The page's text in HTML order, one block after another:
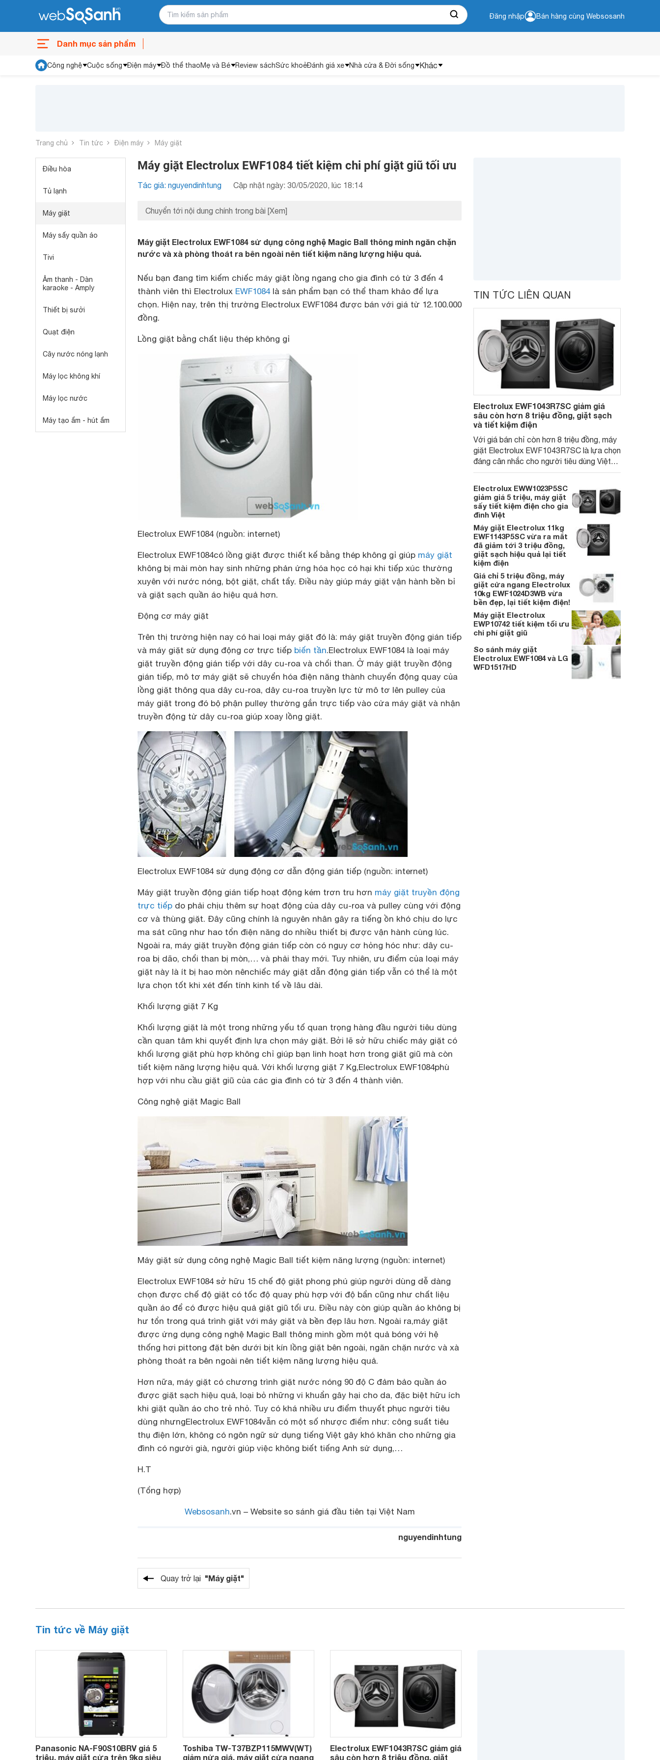
Đăng nhập Bán hàng cùng Websosanh
Danh mục sản phẩm
Công nghệ Cuộc sống Điện máy Đồ thể thaoMẹ và Bé Review sáchSức khoẻĐánh giá xe Nhà cửa & Đời sống Khác
Trang chủ Tin tức Điện máy Máy giặt
Điều hòa
Tủ lạnh
Máy giặt
Máy sấy quần áo
Tivi
Âm thanh - Dàn
karaoke - Amply
Thiết bị sưởi
Quạt điện
Cây nước nóng lạnh
Máy lọc không khí
Máy lọc nước
Máy tạo ẩm - hút ẩm
Máy giặt Electrolux EWF1084 tiết kiệm chi phí giặt giũ tối ưu
Tác giả: nguyendinhtung Cập nhật ngày: 30/05/2020, lúc 18:14
Chuyển tới nội dung chính trong bài [Xem]
Máy giặt Electrolux EWF1084 sử dụng công nghệ Magic Ball thông minh ngăn chặn
nước và xà phòng thoát ra bên ngoài nên tiết kiệm năng lượng hiệu quả.
Nếu bạn đang tìm kiếm chiếc máy giặt lồng ngang cho gia đình có từ 3 đến 4
thành viên thì Electrolux EWF1084là sản phẩm bạn có thể tham khảo để lựa
chọn. Hiện nay, trên thị trường Electrolux EWF1084 được bán với giá từ 12.100.000
đồng.
Lồng giặt bằng chất liệu thép không gỉ
Electrolux EWF1084 (nguồn: internet)
Electrolux EWF1084có lồng giặt được thiết kế bằng thép không gỉ giúp máy giặt
không bị mài mòn hay sinh những phản ứng hóa học có hại khi tiếp xúc thường
xuyên với nước nóng, bột giặt, chất tẩy. Điều này giúp máy giặt vận hành bền bỉ
và giặt sạch quần áo hiệu quả hơn.
Động cơ máy giặt
Trên thị trường hiện nay có hai loại máy giặt đó là: máy giặt truyền động gián tiếp
và máy giặt sử dụng động cơ trực tiếp biến tần.Electrolux EWF1084 là loại máy
giặt truyền động gián tiếp với dây cu-roa và chổi than. Ở máy giặt truyền động
gián tiếp, mô tơ máy giặt sẽ chuyển hóa điện năng thành chuyển động quay của
lồng giặt thông qua dây cu-roa, dây cu-roa truyền lực từ mô tơ lên pulley của
máy giặt trong đó bộ phận pulley thường gắn trực tiếp vào cửa máy giặt và nhận
truyền động từ dây cu-roa giúp xoay lồng giặt.
Electrolux EWF1084 sử dụng động cơ dẫn động gián tiếp (nguồn: internet)
Máy giặt truyền động gián tiếp hoạt động kém trơn tru hơn máy giặt truyền động
trực tiếp do phải chịu thêm sự hoạt động của dây cu-roa và pulley cùng với động
cơ và thùng giặt. Đây cũng chính là nguyên nhân gây ra tiếng ồn khó chịu do lực
ma sát cũng như hao tổn điện năng do nhiều thiết bị được vận hành cùng lúc.
Ngoài ra, máy giặt truyền động gián tiếp còn có nguy cơ hỏng hóc như: dây cu-
roa bị dão, chổi than bị mòn,… và phải thay mới. Tuy nhiên, ưu điểm của loại máy
giặt này là ít bị hao mòn nênchiếc máy giặt dẫn động gián tiếp vẫn có thể là một
lựa chọn tốt khi xét đến tính kinh tế về lâu dài.
Khối lượng giặt 7 Kg
Khối lượng giặt là một trong những yếu tố quan trọng hàng đầu người tiêu dùng
cần quan tâm khi quyết định lựa chọn máy giặt. Bởi lẽ sở hữu chiếc máy giặt có
khối lượng giặt phù hợp không chỉ giúp bạn linh hoạt hơn trong giặt giũ mà còn
tiết kiệm năng lượng hiệu quả. Với khối lượng giặt 7 Kg,Electrolux EWF1084phù
hợp với nhu cầu giặt giũ của các gia đình có từ 3 đến 4 thành viên.
Công nghệ giặt Magic Ball
Máy giặt sử dụng công nghệ Magic Ball tiết kiệm năng lượng (nguồn: internet)
Electrolux EWF1084 sở hữu 15 chế độ giặt phong phú giúp người dùng dễ dàng
chọn được chế độ giặt có tốc độ quay phù hợp với độ bẩn cũng như chất liệu
quần áo để có được hiệu quả giặt giũ tối ưu. Điều này còn giúp quần áo không bị
hư tổn trong quá trình giặt với máy giặt và bền đẹp lâu hơn. Ngoài ra,máy giặt
được ứng dụng công nghệ Magic Ball thông minh gồm một quả bóng với hệ
thống hơi pittong đặt bên dưới bịt kín lồng giặt bên ngoài, ngăn chặn nước và xà
phòng thoát ra bên ngoài nên tiết kiệm năng lượng hiệu quả.
Hơn nữa, máy giặt có chương trình giặt nước nóng 90 độ C đảm bảo quần áo
được giặt sạch hiệu quả, loại bỏ những vi khuẩn gây hại cho da, đặc biệt hữu ích
khi giặt quần áo cho trẻ nhỏ. Tuy có khá nhiều ưu điểm thuyết phục người tiêu
dùng nhưngElectrolux EWF1084vẫn có một số nhược điểm như: công suất tiêu
thụ điện lớn, không có ngôn ngữ sử dụng tiếng Việt gây khó khăn cho những gia
đình có người già, người giúp việc không biết tiếng Anh sử dụng,…
H.T
(Tổng hợp)
Websosanh.vn – Website so sánh giá đầu tiên tại Việt Nam
nguyendinhtung
Quay trở lại "Máy giặt"
TIN TỨC LIÊN QUAN
Electrolux EWF1043R7SC giảm giá
sâu còn hơn 8 triệu đồng, giặt sạch
và tiết kiệm điện
Với giá bán chỉ còn hơn 8 triệu đồng, máy
giặt Electrolux EWF1043R7SC là lựa chọn
đáng cân nhắc cho người tiêu dùng Việt
nhờ được trang bị nhiều công nghệ và tính
Electrolux EWW1023P5SC
giảm giá 5 triệu, máy giặt
sấy tiết kiệm điện cho gia
đình Việt
Máy giặt Electrolux 11kg
EWF1143P5SC vừa ra mắt
đã giảm tới 3 triệu đồng,
giặt sạch hiệu quả lại tiết
kiệm điện
Giá chỉ 5 triệu đồng, máy
giặt cửa ngang Electrolux
10kg EWF1024D3WB vừa
bền đẹp, lại tiết kiệm điện!
Máy giặt Electrolux
EWP10742 tiết kiệm tối ưu
chi phí giặt giũ
So sánh máy giặt
Electrolux EWF1084 và LG
WFD1517HD
Tin tức về Máy giặt
Panasonic NA-F90S10BRV giá 5
triệu, máy giặt cửa trên 9kg siêu
Toshiba TW-T37BZP115MWV(WT)
giảm nửa giá, máy giặt cửa ngang
Electrolux EWF1043R7SC giảm giá
sâu còn hơn 8 triệu đồng, giặt